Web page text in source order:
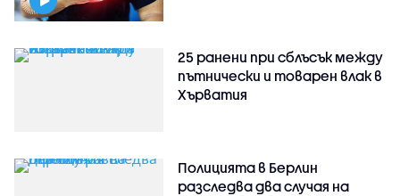
25 ранени при сблъсък между
пътнически и товарен влак в
Хърватия
Полицията в Берлин
разследва два случая на